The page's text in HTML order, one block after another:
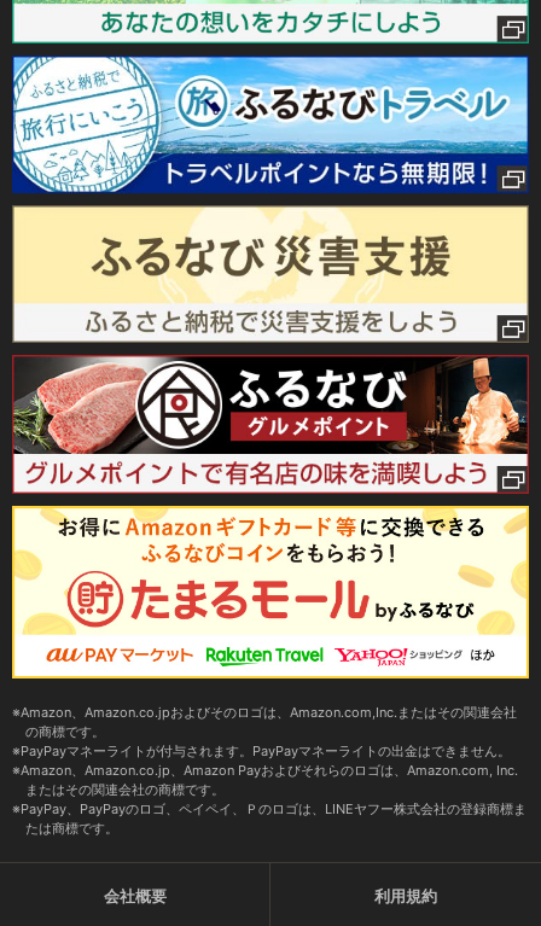
Amazon、Amazon.co.jpおよびそのロゴは、Amazon.com,Inc.またはその関連会社
の商標です。
PayPayマネーライトが付与されます。PayPayマネーライトの出金はできません。
Amazon、Amazon.co.jp、Amazon Payおよびそれらのロゴは、Amazon.com, Inc.
またはその関連会社の商標です。
PayPay、PayPayのロゴ、ペイペイ、Ｐのロゴは、LINEヤフー株式会社の登録商標ま
たは商標です。
会社概要 利用規約